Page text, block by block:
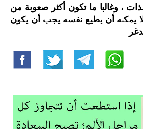
، وغالبا ما تكون أكثر صعوبة من
يمكنه أن يطيع نفسه يجب أن يكون